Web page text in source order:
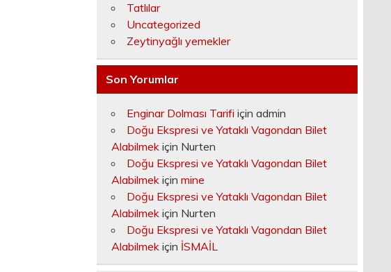
Tatlılar
Uncategorized
Zeytinyağlı yemekler
Son Yorumlar
Enginar Dolması Tarifi içinadmin
Doğu Ekspresi ve Yataklı Vagondan Bilet
Alabilmek için Nurten
Doğu Ekspresi ve Yataklı Vagondan Bilet
Alabilmek içinmine
Doğu Ekspresi ve Yataklı Vagondan Bilet
Alabilmek için Nurten
Doğu Ekspresi ve Yataklı Vagondan Bilet
Alabilmek için İSMAİL